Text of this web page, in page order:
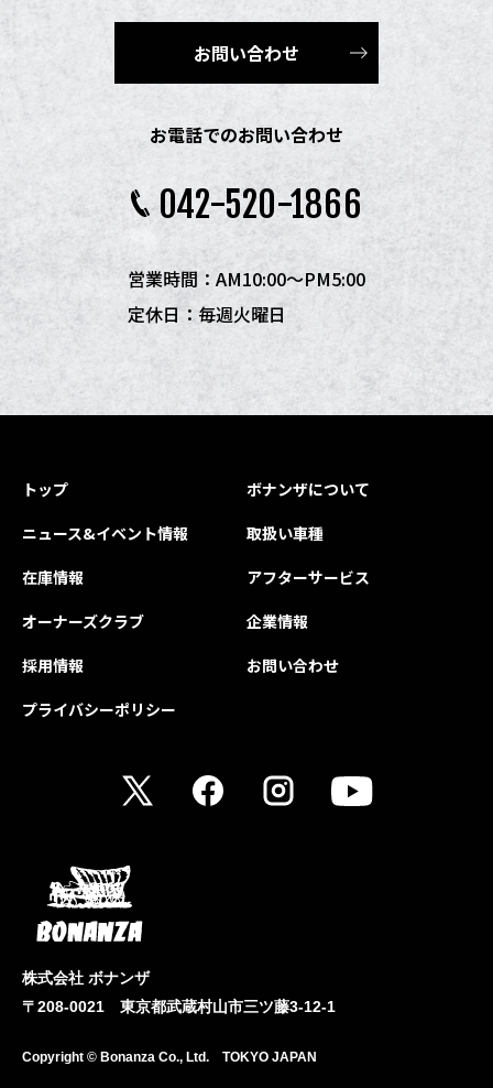
お問い合わせ
お電話でのお問い合わせ
042-520-1866
営業時間：AM10:00〜PM5:00
定休日：毎週火曜日
トップ
ボナンザについて
ニュース&イベント情報
取扱い車種
在庫情報
アフターサービス
オーナーズクラブ
企業情報
採用情報
お問い合わせ
プライバシーポリシー
株式会社 ボナンザ
〒208-0021 東京都武蔵村山市三ツ藤3-12-1
Copyright © Bonanza Co., Ltd. TOKYO JAPAN